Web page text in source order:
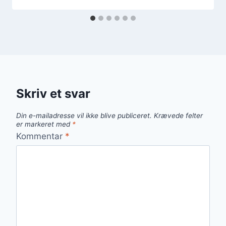
Skriv et svar
Din e-mailadresse vil ikke blive publiceret. Krævede felter
er markeret med *
Kommentar *